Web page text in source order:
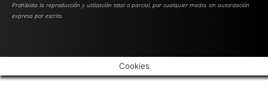
Prohibida la reproducción y utilización total o parcial, por cualquier medio, sin autorización
expresa por escrito.
Cookies